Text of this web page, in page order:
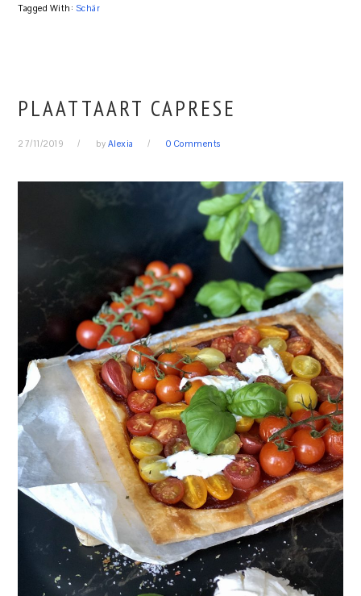
Tagged With: Schär
PLAATTAART CAPRESE
27/11/2019 by Alexia 0 Comments